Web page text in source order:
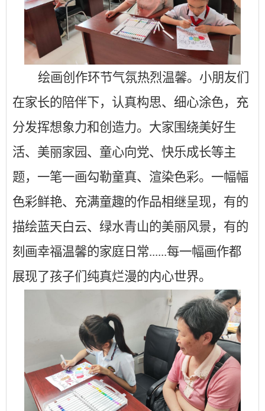
绘画创作环节气氛热烈温馨。小朋友们
在家长的陪伴下，认真构思、细心涂色，充
分发挥想象力和创造力。大家围绕美好生
活、美丽家园、童心向党、快乐成长等主
题，一笔一画勾勒童真、渲染色彩。一幅幅
色彩鲜艳、充满童趣的作品相继呈现，有的
描绘蓝天白云、绿水青山的美丽风景，有的
刻画幸福温馨的家庭日常......每一幅画作都
展现了孩子们纯真烂漫的内心世界。